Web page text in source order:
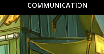
COMMUNICATION